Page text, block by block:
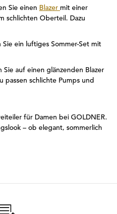
Sie einen Blazer mit einer
schlichten Oberteil. Dazu
Sie ein luftiges Sommer-Set mit
Sie auf einen glänzenden Blazer
passen schlichte Pumps und
für Damen bei GOLDNER.
– ob elegant, sommerlich